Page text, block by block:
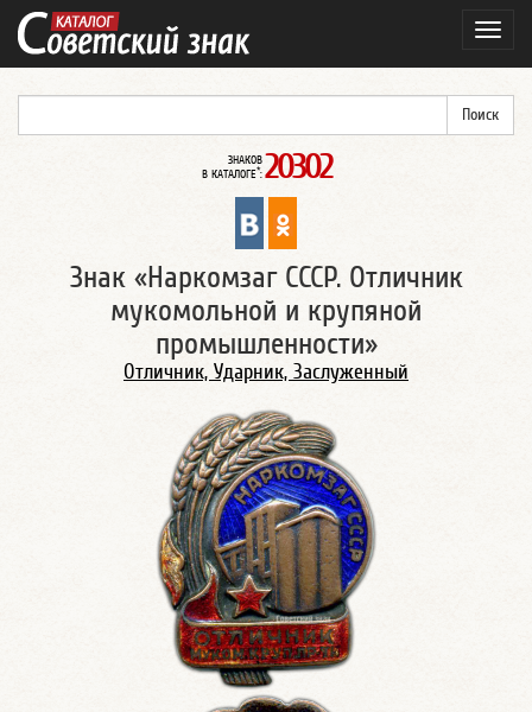
ЗНАКОВ
В КАТАЛОГЕ*: 20302
Знак «Наркомзаг СССР. Отличник
мукомольной и крупяной
промышленности»
Отличник, Ударник, Заслуженный